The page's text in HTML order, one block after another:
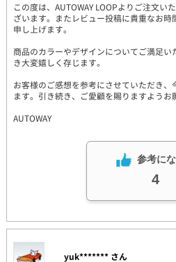
この度は、AUTOWAY LOOPよりご注文い
ざいます。またレビュー投稿に貴重なお
申し上げます。
商品のカラーやデザインについてご満足
き大変嬉しく存じます。
お客様のご感想を参考にさせていただき
ます。引き続き、ご愛顧を賜りますようお
AUTOWAY
参考に
4
yuk******* さん